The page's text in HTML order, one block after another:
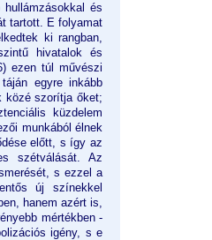
és
tartott. E folyamat
ki rangban,
hivatalok és
ezen túl művészi
egyre inkább
közé szorítja őket;
küzdelem
munkából élnek
előtt, s így az
szétválását. Az
s ezzel a
új színekkel
hanem azért is,
mértékben -
igény, s e